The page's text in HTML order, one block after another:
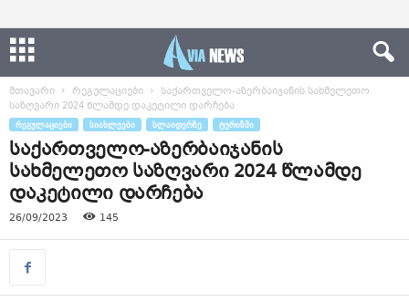
მთავარი რეგულაციები
საქართველო-აზერბაიჯანის სახმელეთო
საზღვარი 2024 წლამდე დაკეტილი დარჩება
ᲠᲔᲒᲣᲚᲐᲪᲘᲔᲑᲘ ᲡᲘᲐᲮᲚᲔᲔᲑᲘ ᲡᲚᲐᲘᲓᲔᲠᲖᲔ ᲢᲣᲠᲘᲖᲛᲘ
საქართველო-აზერბაიჯანის
სახმელეთო საზღვარი 2024 წლამდე
დაკეტილი დარჩება
26/09/2023 145